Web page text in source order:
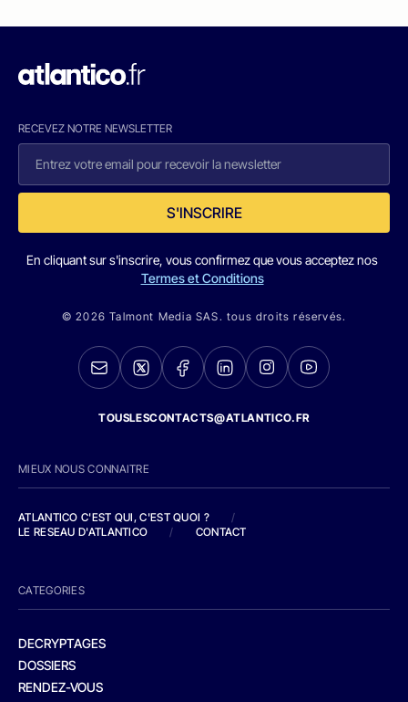
RECEVEZ NOTRE NEWSLETTER
S'INSCRIRE
En cliquant sur s'inscrire, vous confirmez que vous acceptez nos
Termes et Conditions
© 2026 Talmont Media SAS. tous droits réservés.
TOUSLESCONTACTS@ATLANTICO.FR
MIEUX NOUS CONNAITRE
ATLANTICO C'EST QUI, C'EST QUOI ?
/
LE RESEAU D'ATLANTICO
/ CONTACT
CATEGORIES
DECRYPTAGES
DOSSIERS
RENDEZ-VOUS